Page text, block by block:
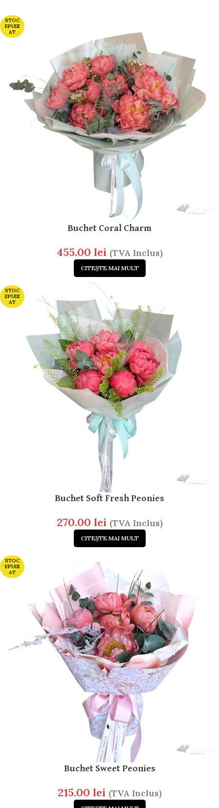
STOC
EPUIZ
AT
Buchet Coral Charm
455.00 lei (TVA Inclus)
CITEȘTE MAI MULT
STOC
EPUIZ
AT
Buchet Soft Fresh Peonies
270.00 lei (TVA Inclus)
CITEȘTE MAI MULT
STOC
EPUIZ
AT
Buchet Sweet Peonies
215.00 lei (TVA Inclus)